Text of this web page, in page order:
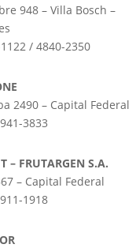
948 – Villa Bosch –
/ 4840-2350
2490 – Capital Federal
3833
– FRUTARGEN S.A.
– Capital Federal
1918